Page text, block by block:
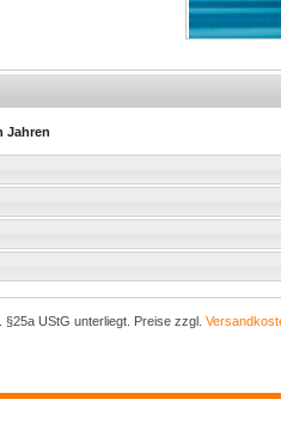
Jahren
UStG unterliegt. Preise zzgl.